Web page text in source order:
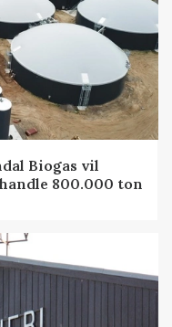
Biogas vil
800.000 ton